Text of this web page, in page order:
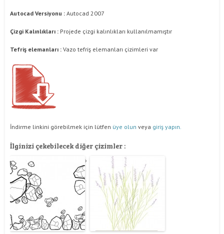
Autocad Versiyonu : Autocad 2007
Çizgi Kalınlıkları : Projede çizgi kalınlıkları kullanılmamıştır
Tefriş elemanları : Vazo tefriş elemanları çizimleri var
İndirme linkini görebilmek için lütfen üye olun veya giriş yapın.
İlginizi çekebilecek diğer çizimler :